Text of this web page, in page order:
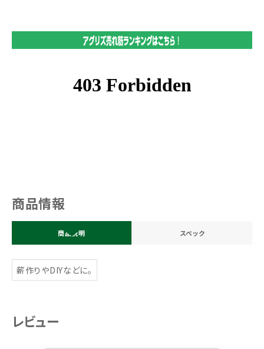
商品情報
商品説明 スペック
薪作りやDIYなどに。
レビュー